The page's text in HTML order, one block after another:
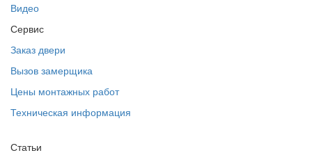
Видео
Сервис
Заказ двери
Вызов замерщика
Цены монтажных работ
Техническая информация
Статьи